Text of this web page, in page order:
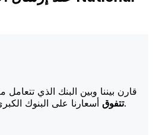
قارن بيننا وبين البنك الذي تتعامل
تتفوقأسعارنا على البنوك الكبرى، مما يزيد من قيمة تحويلك.